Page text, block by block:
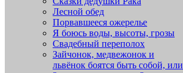
Лесной обед
Порвавшееся ожерелье
Я боюсь воды, высоты, грозы
Свадебный переполох
Зайчонок, медвежонок и
львёнок боятся быть собой, или